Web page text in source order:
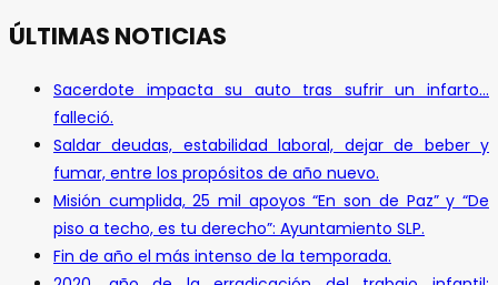
ÚLTIMAS NOTICIAS
Sacerdote impacta su auto tras sufrir un infarto…
falleció.
Saldar deudas, estabilidad laboral, dejar de beber y
fumar, entre los propósitos de año nuevo.
Misión cumplida, 25 mil apoyos “En son de Paz” y “De
piso a techo, es tu derecho”: Ayuntamiento SLP.
Fin de año el más intenso de la temporada.